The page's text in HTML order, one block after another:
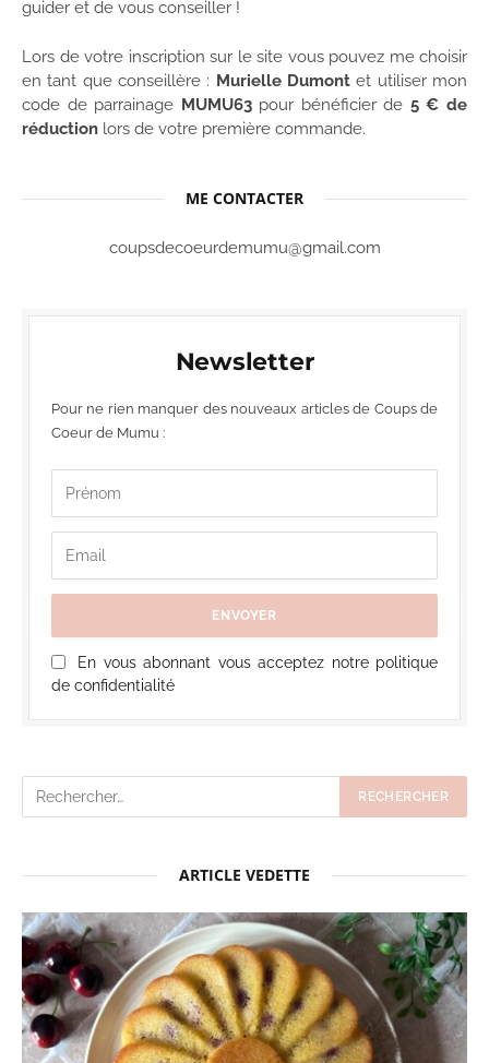
guider et de vous conseiller !
Lors de votre inscription sur le site vous pouvez me choisir
en tant que conseillère : Murielle Dumont et utiliser mon
code de parrainage MUMU63pour bénéficier de 5 € de
réduction lors de votre première commande.
ME CONTACTER
coupsdecoeurdemumu@gmail.com
Newsletter
Pour ne rien manquer des nouveaux articles de Coups de
Coeur de Mumu :
En vous abonnant vous acceptez notre politique
de confidentialité
ARTICLE VEDETTE